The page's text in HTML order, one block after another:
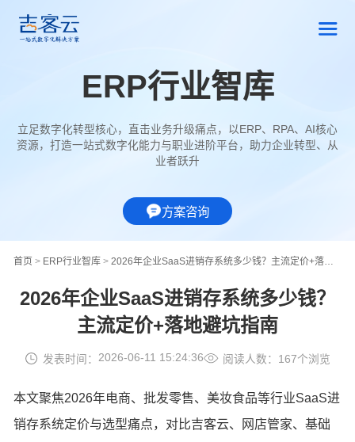
ERP行业智库
立足数字化转型核心，直击业务升级痛点，以ERP、RPA、AI核心
资源，打造一站式数字化能力与职业进阶平台，助力企业转型、从
业者跃升
方案咨询
首页 > ERP行业智库 > 2026年企业SaaS进销存系统多少钱？主流定价+落地避坑指南
2026年企业SaaS进销存系统多少钱？
主流定价+落地避坑指南
发表时间： 2026-06-11 15:24:36 阅读人数：167个浏览
本文聚焦2026年电商、批发零售、美妆食品等行业SaaS进
销存系统定价与选型痛点，对比吉客云、网店管家、基础